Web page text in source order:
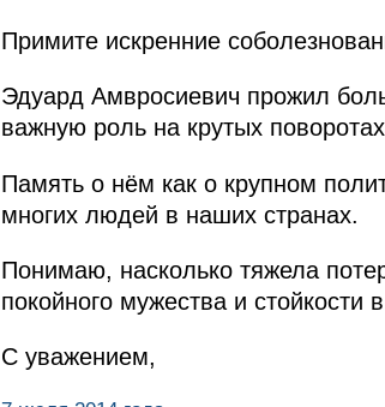
Примите искренние
Эдуард Амвросиевич прожил
важную роль на крутых
Память о нём как о крупном
многих людей в наших странах.
Понимаю, насколько тяжела
покойного мужества и стойкости
С уважением,